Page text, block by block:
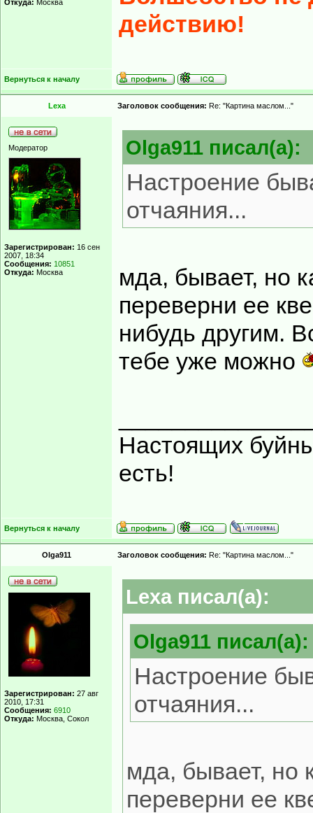
Откуда: Москва
действию!
Вернуться к началу
Lexa Заголовок сообщения: Re: "Картина маслом..."
Модератор
Зарегистрирован: 16 сен
2007, 18:34
Сообщения: 10851
Откуда: Москва
Olga911 писал(а):
Настроение
отчаяния...
мда, бывает, но
переверни ее
нибудь другим.
тебе уже можно
Настоящих
есть!
Вернуться к началу
Olga911 Заголовок сообщения: Re: "Картина маслом..."
Зарегистрирован: 27 авг
2010, 17:31
Сообщения: 6910
Откуда: Москва, Сокол
Lexa писал(а):
Olga911 писал(а):
Настроение
отчаяния...
мда, бывает, но
переверни ее